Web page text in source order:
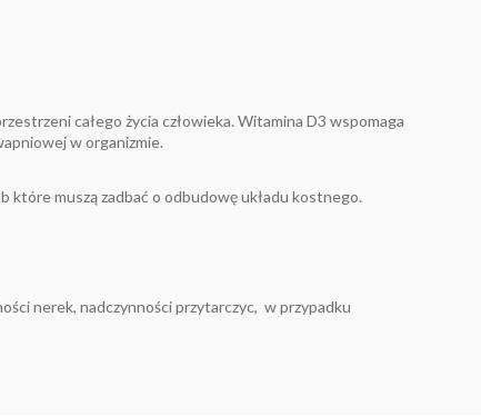
całego życia człowieka. Witamina D3 wspomaga
w organizmie.
które muszą zadbać o odbudowę układu kostnego.
nerek, nadczynności przytarczyc, w przypadku